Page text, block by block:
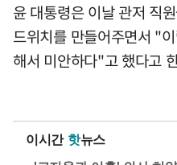
윤 대통령은 이날 관저 직
드위치를 만들어주면서 "
해서 미안하다"고 했다고
이시간 핫뉴스